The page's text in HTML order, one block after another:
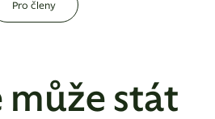
Pro členy
může stát